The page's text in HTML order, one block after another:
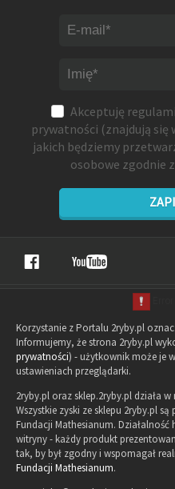
Akceptuję
prywatności (znajdują się
jakich będziemy
osobowe zgodnie z
Korzystanie z Portalu 2ryby.pl
Informujemy, że strona 2ryby.pl
prywatności) - użytkownik może je
ustawieniach przeglądarki.
2ryby.pl oraz sklep.2ryby.pl działa
Wszystkie zyski ze sklepu 2ryby.pl
Fundacji Mathesianum.
witryny - każdy produkt
tak, by był zgodny i wspomagał
Fundacji Mathesianum.